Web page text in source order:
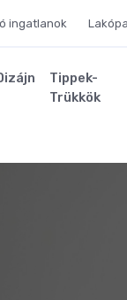
ingatlanok
Tippek-
Trükkök